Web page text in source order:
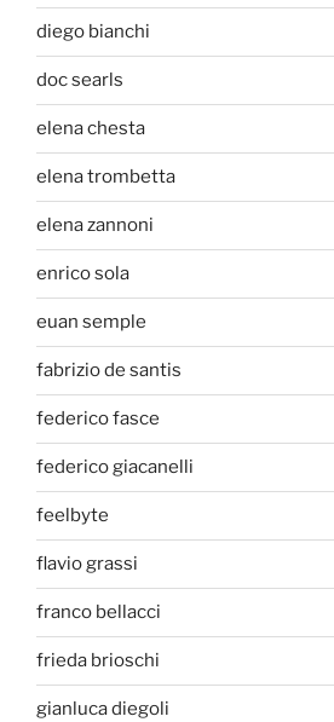
diego bianchi
doc searls
elena chesta
elena trombetta
elena zannoni
enrico sola
euan semple
fabrizio de santis
federico fasce
federico giacanelli
feelbyte
flavio grassi
franco bellacci
frieda brioschi
gianluca diegoli